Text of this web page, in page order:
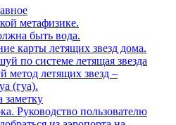
метафизике.
быть вода.
карты летящих звезд дома.
по системе летящая звезда
летящих звезд –
(гуа).
заметку
Руководство пользователю